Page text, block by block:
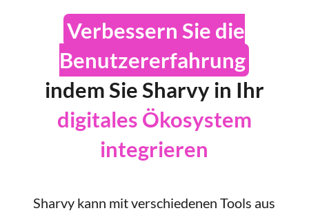
Verbessern Sie die
Benutzererfahrung
indem Sie Sharvy in Ihr
digitales Ökosystem
integrieren
Sharvy kann mit verschiedenen Tools aus